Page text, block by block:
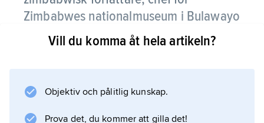
Zimbabwes nationalmuseum i Bulawayo
1997–2003.
(1992) skildrar Vera frihetskampen i 1970-
Vill du komma åt hela artikeln?
Objektiv och pålitlig kunskap.
Prova det, du kommer att gilla det!